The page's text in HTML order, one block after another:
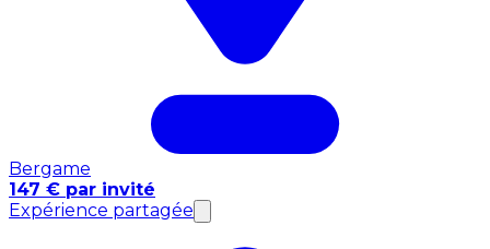
Bergame
147 € par invité
Expérience partagée